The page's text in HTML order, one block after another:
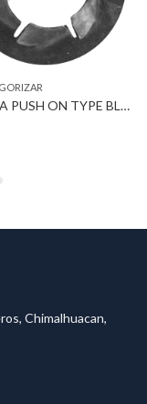
TUERCA PUSH ON TYPE BLACK 14-2.00 MM
Chimalhuacan,